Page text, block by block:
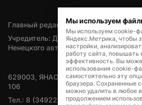
Главный редактор — А.Л. Поздеев
Учредитель: Департамент внутренней
Ненецкого автономного округа
629003, ЯНАО, Салехард, мкр.
106
Тел.: 8 (34922) 71262
Мы используем
Мы используем cookie-
Яндекс.Метрика, чтобы
настройки,
работу сайта, повышать
эффективность. Вы
использования cookie-
самостоятельно эту
браузера. Сохраненные
можно удалить в любое
продолжением